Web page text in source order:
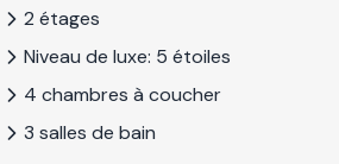
2 étages
Niveau de luxe: 5 étoiles
4 chambres à coucher
3 salles de bain